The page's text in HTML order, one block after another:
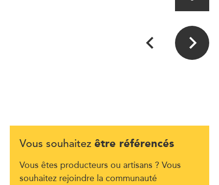
Vous souhaitez être référencés
Vous êtes producteurs ou artisans ? Vous
souhaitez rejoindre la communauté